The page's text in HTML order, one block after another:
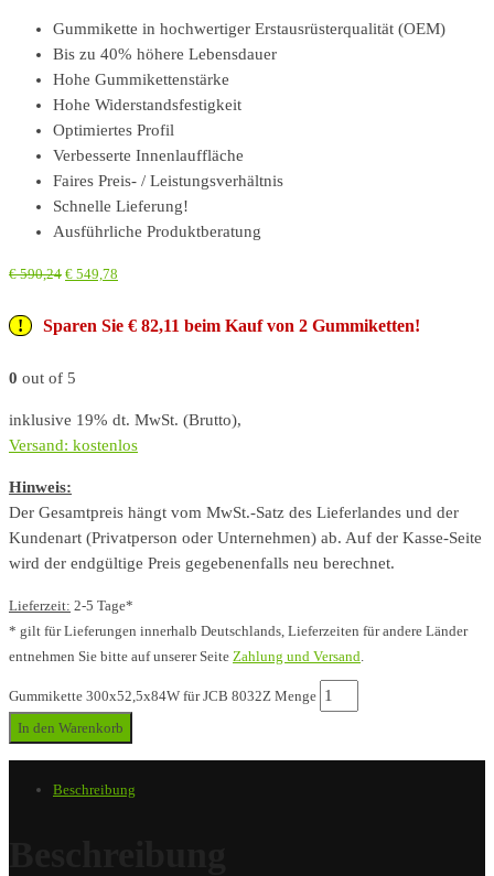
Gummikette in hochwertiger Erstausrüsterqualität (OEM)
Bis zu 40% höhere Lebensdauer
Hohe Gummikettenstärke
Hohe Widerstandsfestigkeit
Optimiertes Profil
Verbesserte Innenlauffläche
Faires Preis- / Leistungsverhältnis
Schnelle Lieferung!
Ausführliche Produktberatung
€590,24 € 549,78
Sparen Sie € 82,11 beim Kauf von 2 Gummiketten!
0 out of 5
inklusive 19% dt. MwSt. (Brutto),
Versand: kostenlos
Hinweis:
Der Gesamtpreis hängt vom MwSt.-Satz des Lieferlandes und der
Kundenart (Privatperson oder Unternehmen) ab. Auf der Kasse-Seite
wird der endgültige Preis gegebenenfalls neu berechnet.
Lieferzeit: 2-5 Tage*
* gilt für Lieferungen innerhalb Deutschlands, Lieferzeiten für andere Länder
entnehmen Sie bitte auf unserer Seite Zahlung und Versand
Gummikette 300x52,5x84W für JCB 8032Z Menge
In den Warenkorb
Beschreibung